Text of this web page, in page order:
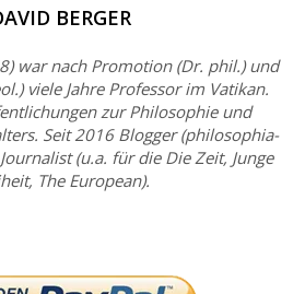
BERGER
war nach Promotion (Dr. phil.) und
viele Jahre Professor im Vatikan.
zur Philosophie und
Seit 2016 Blogger (philosophia-
(u.a. für die Die Zeit, Junge
The European).